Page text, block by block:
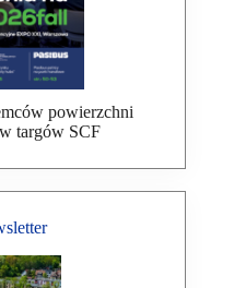
powierzchni
targów SCF